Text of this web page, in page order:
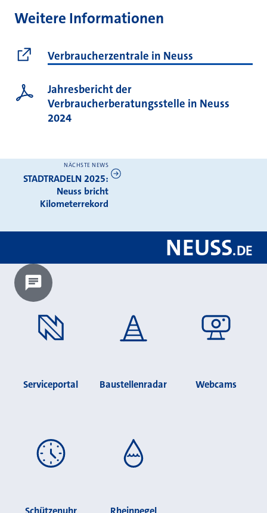
Weitere Informationen
Verbraucherzentrale in Neuss
Jahresbericht der
Verbraucherberatungsstelle in Neuss
2024
Weitere News
NÄCHSTE NEWS
STADTRADELN 2025:
Neuss bricht
Kilometerrekord
NEUSS.DE
Chatbot laden?
Serviceportal Baustellenradar Webcams